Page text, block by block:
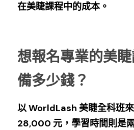
在美睫課程中的成本。
想報名專業的美
備多少錢？
以 WorldLash 美睫全科班
28,000 元，學習時間則是